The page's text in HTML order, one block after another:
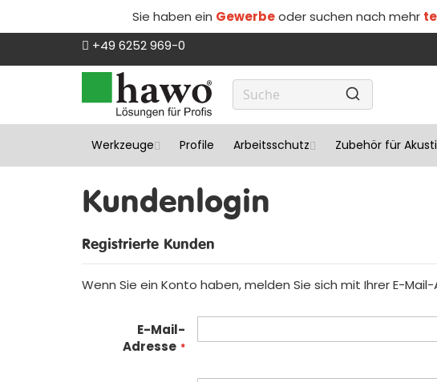
Sie haben ein Gewerbeoder suchen nach mehr
Direkt
+49 6252 969-0
Werkzeuge Profile Arbeitsschutz Zubehör für
Kundenlogin
Registrierte Kunden
Wenn Sie ein Konto haben, melden Sie sich mit Ihrer E-
E-Mail-
Adresse